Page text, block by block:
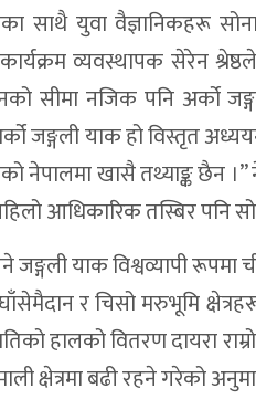
साथै युवा वैज्ञानिकहरू
व्यवस्थापक सेरेन
सीमा नजिक पनि अर्को
जङ्गली याक हो विस्तृत
नेपालमा खासै तथ्याङ्क
आधिकारिक तस्बिर पनि
जङ्गली याक विश्वव्यापी
र चिसो मरुभूमि
हालको वितरण दायरा
क्षेत्रमा बढी रहने गरेको